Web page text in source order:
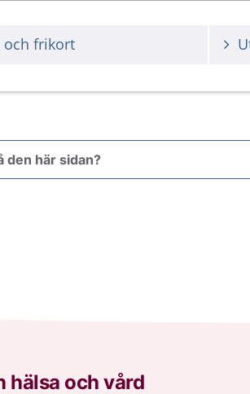
och frikort
den här sidan?
hälsa och vård